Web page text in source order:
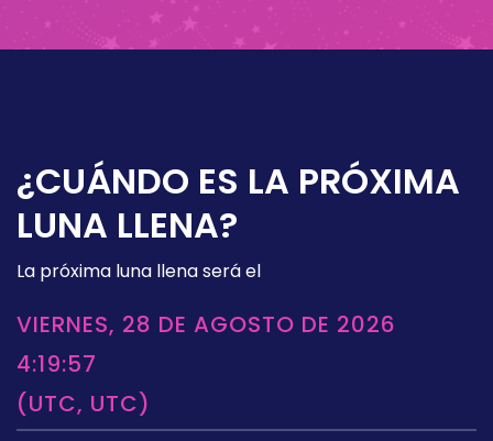
¿CUÁNDO ES LA PRÓXIMA
LUNA LLENA?
La próxima luna llena será el
VIERNES, 28 DE AGOSTO DE 2026
4:19:57
(UTC, UTC)